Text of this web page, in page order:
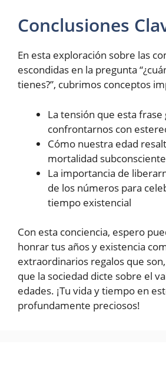
Conclusiones
En esta exploración sobre las
escondidas en la pregunta
tienes?”, cubrimos conceptos
La tensión que esta frase
confrontarnos con
Cómo nuestra edad
mortalidad
La importancia de
de los números para
tiempo existencial
Con esta conciencia, espero
honrar tus años y existencia
extraordinarios regalos que
que la sociedad dicte sobre el
edades. ¡Tu vida y tiempo en
profundamente preciosos!